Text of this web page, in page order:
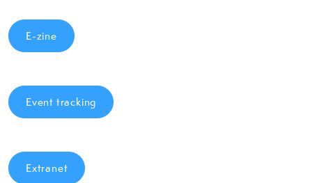
E-zine
Event tracking
Extranet